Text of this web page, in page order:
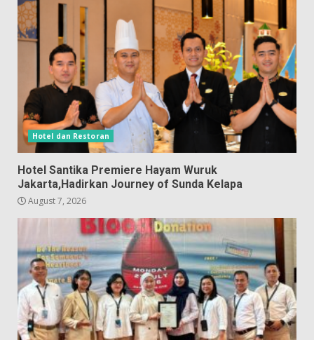
Hotel dan Restoran
Hotel Santika Premiere Hayam Wuruk
Jakarta,Hadirkan Journey of Sunda Kelapa
August 7, 2026